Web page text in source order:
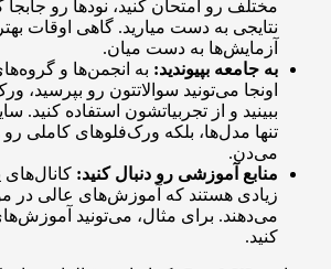
مختلف رو امتحان کنید، نودها رو جابجا
نتایجی به دست میارید. گاهی اوقات
آزمایش‌ها به دست میان.
به جامعه بپیوندید: به انجمن‌ها و
اونجا می‌تونید سوالاتتون رو بپرسید،
ببینید و از تجربیاتشون استفاده کنید.
تنها مدل‌ها، بلکه ورک‌فلوهای کاملی رو
می‌دن.
منابع آموزشی رو دنبال کنید: کانال‌های
زیادی هستند که آموزش‌های عالی در
می‌دهند. برای مثال، می‌تونید
کنید.